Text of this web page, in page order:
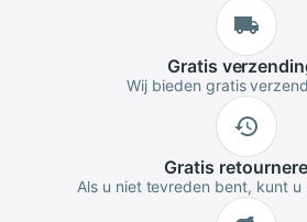
Gratis
Wij bieden gratis
Gratis
Als u niet tevreden bent, kunt u